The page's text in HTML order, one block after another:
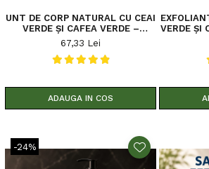
UNT DE CORP NATURAL CU CEAI
VERDE ȘI CAFEA VERDE –
HIDRATARE PROFUNDĂ, EFECT
ANTIOXIDANT ȘI PIELE MOALE
ZI DE ZI 200 G
67,33 Lei
ADAUGA IN COS
VERDE ȘI
-24%